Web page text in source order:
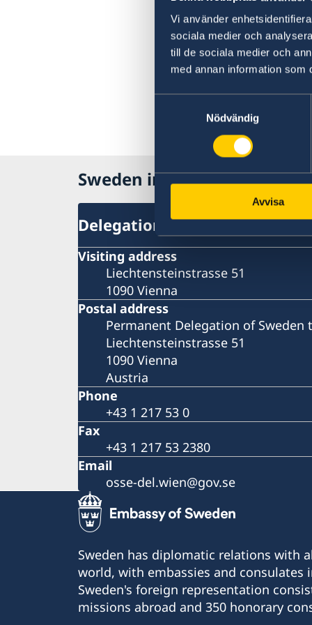
Vi använder
sociala medier och
till de sociala medier och
med annan information som
Nödvändig
Avvisa
Sweden in OSCE
Delegation
Visiting address
Liechtensteinstrasse 51
1090 Vienna
Postal address
Permanent Delegation of Sweden
Liechtensteinstrasse 51
1090 Vienna
Austria
Phone
+43 1 217 53 0
Fax
+43 1 217 53 2380
Email
osse-del.wien@gov.se
Sweden has diplomatic relations with
world, with embassies and consulates
Sweden's foreign representation
missions abroad and 350 honorary